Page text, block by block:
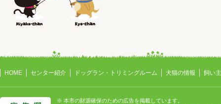
HOME センター紹介 ドッグラン・トリミングルーム 犬猫の情報 飼い
※ 本市の財源確保のための広告を掲載しています。